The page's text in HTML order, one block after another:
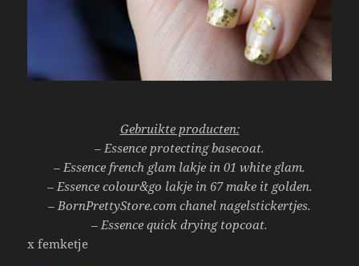
Gebruikte producten:
– Essence protecting basecoat.
– Essence french glam lakje in 01 white glam.
– Essence colour&go lakje in 67 make it golden.
– BornPrettyStore.com chanel nagelstickertjes.
– Essence quick drying topcoat.
x femketje